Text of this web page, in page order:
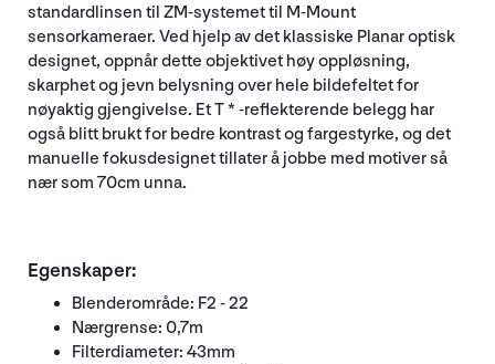
standardlinsen til ZM-systemet til M-Mount
sensorkameraer. Ved hjelp av det klassiske Planar optisk
designet, oppnår dette objektivet høy oppløsning,
skarphet og jevn belysning over hele bildefeltet for
nøyaktig gjengivelse. Et T * -reflekterende belegg har
også blitt brukt for bedre kontrast og fargestyrke, og det
manuelle fokusdesignet tillater å jobbe med motiver så
nær som 70cm unna.
Egenskaper:
Blenderområde: F2 - 22
Nærgrense: 0,7m
Filterdiameter: 43mm